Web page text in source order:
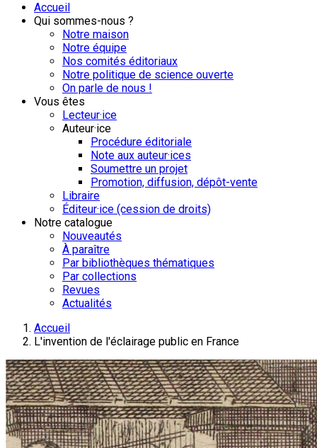
Accueil
Qui sommes-nous ?
Notre maison
Notre équipe
Nos comités éditoriaux
Notre politique de science ouverte
On parle de nous !
Vous êtes
Lecteur·ice
Auteur·ice
Procédure éditoriale
Note aux auteur·ices
Soumettre un projet
Promotion, diffusion, dépôt-vente
Libraire
Éditeur·ice (cession de droits)
Notre catalogue
Nouveautés
À paraître
Par bibliothèques thématiques
Par collections
Revues
Actualités
Accueil
L'invention de l'éclairage public en France